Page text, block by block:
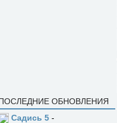
ОБНОВЛЕНИЯ
Садись 5 -